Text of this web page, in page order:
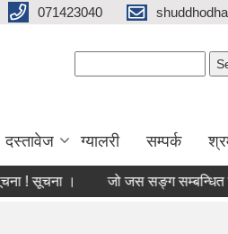
071423040
दस्तावेज ग्यालरी सम्पर्क
। जो जस सङ्ग सम्बन्धित छ।